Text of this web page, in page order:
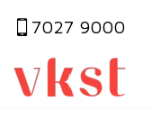
7027 9000